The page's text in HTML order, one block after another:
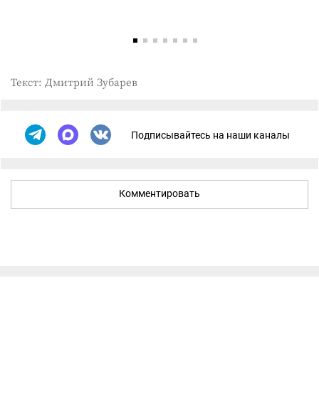
Текст: Дмитрий Зубарев
Подписывайтесь на наши каналы
Комментировать